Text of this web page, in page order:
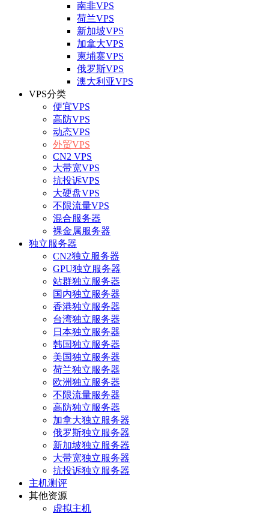
南非VPS
荷兰VPS
新加坡VPS
加拿大VPS
柬埔寨VPS
俄罗斯VPS
澳大利亚VPS
VPS分类
便宜VPS
高防VPS
动态VPS
外贸VPS
CN2 VPS
大带宽VPS
抗投诉VPS
大硬盘VPS
不限流量VPS
混合服务器
裸金属服务器
独立服务器
CN2独立服务器
GPU独立服务器
站群独立服务器
国内独立服务器
香港独立服务器
台湾独立服务器
日本独立服务器
韩国独立服务器
美国独立服务器
荷兰独立服务器
欧洲独立服务器
不限流量服务器
高防独立服务器
加拿大独立服务器
俄罗斯独立服务器
新加坡独立服务器
大带宽独立服务器
抗投诉独立服务器
主机测评
其他资源
虚拟主机